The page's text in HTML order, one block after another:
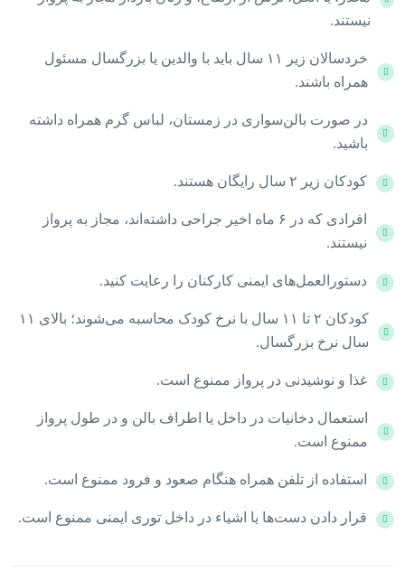
نیستند.
خردسالان زیر ۱۱ سال باید با والدین یا بزرگسال مسئول
همراه باشند.
در صورت بالن‌سواری در زمستان، لباس گرم همراه داشته
باشید.
کودکان زیر ۲ سال رایگان هستند.
افرادی که در ۶ ماه اخیر جراحی داشته‌اند، مجاز به پرواز
نیستند.
دستورالعمل‌های ایمنی کارکنان را رعایت کنید.
کودکان ۲ تا ۱۱ سال با نرخ کودک محاسبه می‌شوند؛ بالای ۱۱
سال نرخ بزرگسال.
غذا و نوشیدنی در پرواز ممنوع است.
استعمال دخانیات در داخل یا اطراف بالن و در طول پرواز
ممنوع است.
استفاده از تلفن همراه هنگام صعود و فرود ممنوع است.
قرار دادن دست‌ها یا اشیاء در داخل توری ایمنی ممنوع است.